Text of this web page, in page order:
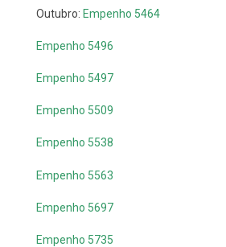
Outubro: Empenho 5464
Empenho 5496
Empenho 5497
Empenho 5509
Empenho 5538
Empenho 5563
Empenho 5697
Empenho 5735